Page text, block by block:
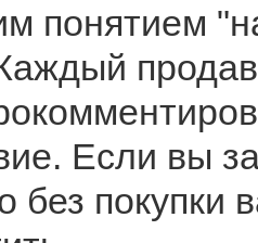
понятием
Если вы
без покупки